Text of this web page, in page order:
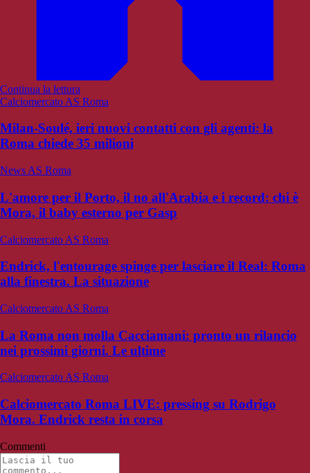
Continua la lettura
Calciomercato AS Roma
Milan-Soulé, ieri nuovi contatti con gli agenti: la
Roma chiede 35 milioni
News AS Roma
L'amore per il Porto, il no all'Arabia e i record: chi è
Mora, il baby esterno per Gasp
Calciomercato AS Roma
Endrick, l'entourage spinge per lasciare il Real: Roma
alla finestra. La situazione
Calciomercato AS Roma
La Roma non molla Cacciamani: pronto un rilancio
nei prossimi giorni. Le ultime
Calciomercato AS Roma
Calciomercato Roma LIVE: pressing su Rodrigo
Mora. Endrick resta in corsa
Commenti